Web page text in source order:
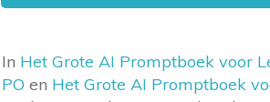
In Het Grote AI Promptboek voor
PO en Het Grote AI Promptboek